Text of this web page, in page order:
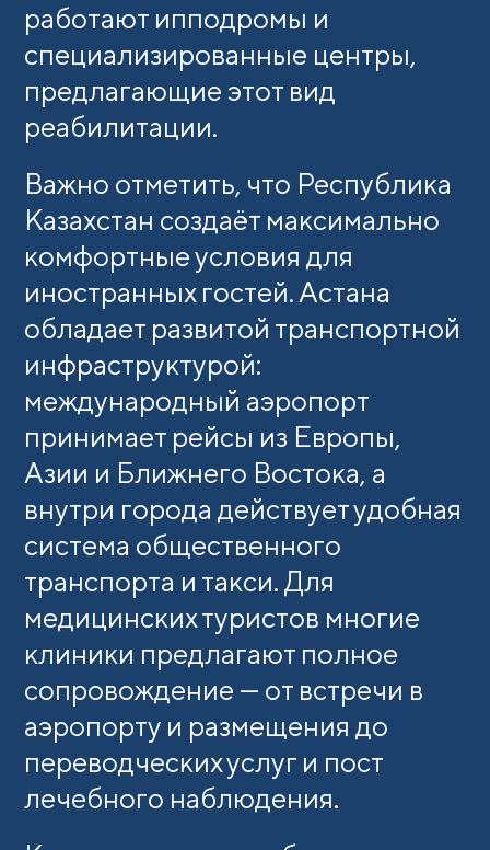
работают ипподромы и
специализированные центры,
предлагающие этот вид
реабилитации.
Важно отметить, что Республика
Казахстан создаёт максимально
комфортные условия для
иностранных гостей. Астана
обладает развитой транспортной
инфраструктурой:
международный аэропорт
принимает рейсы из Европы,
Азии и Ближнего Востока, а
внутри города действует удобная
система общественного
транспорта и такси. Для
медицинских туристов многие
клиники предлагают полное
сопровождение — от встречи в
аэропорту и размещения до
переводческих услуг и пост
лечебного наблюдения.